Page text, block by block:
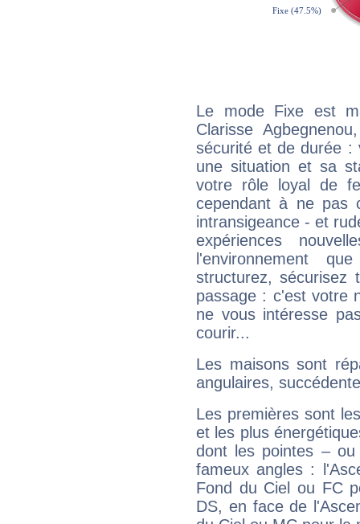
Le mode Fixe est
Clarisse
sécurité et de durée :
une situation et sa
votre rôle loyal de
cependant à ne pas
intransigeance - et
expériences
l'environnement
structurez, sécurisez
passage : c'est votre
ne vous intéresse
courir...
Les maisons sont
angulaires,
Les premières sont
et les plus
dont les pointes –
fameux angles :
Fond du Ciel ou FC
DS, en face de